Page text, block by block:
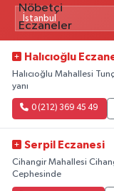
Halıcıoğlu
Halıcıoğlu Mahallesi
yanı
0 (212) 369 45 49
Serpil Eczanesi
Cihangir Mahallesi
Cephesinde